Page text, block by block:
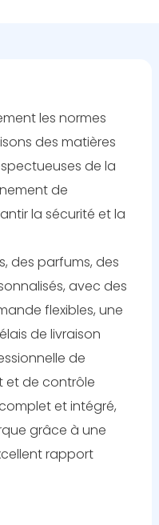
les normes
des matières
de la
de
la sécurité et la
des parfums, des
avec des
flexibles, une
de livraison
de
et de contrôle
et intégré,
grâce à une
rapport